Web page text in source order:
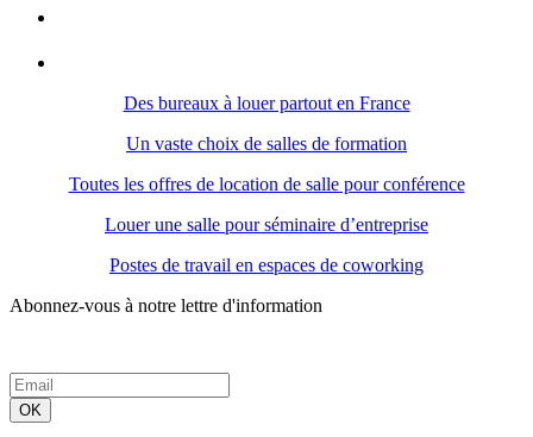
Des bureaux à louer partout en France
Un vaste choix de salles de formation
Toutes les offres de location de salle pour conférence
Louer une salle pour séminaire d’entreprise
Postes de travail en espaces de coworking
Abonnez-vous à notre lettre d'information
OK